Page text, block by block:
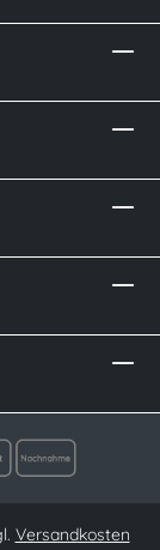
Versandkosten